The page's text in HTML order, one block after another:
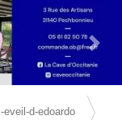
Next
l-eveil-d-edoardo